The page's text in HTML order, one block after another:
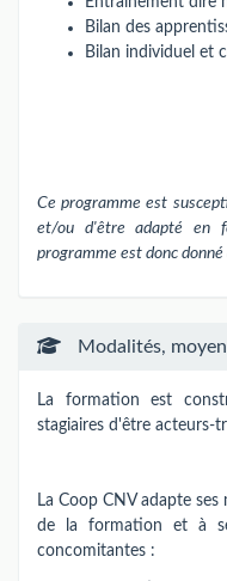
Bilan des
Bilan individuel et
Ce programme est
et/ou d'être adapté en
programme est donc
Modalités,
La formation est
stagiaires d'être acteurs-
La Coop CNV adapte
de la formation et à
concomitantes :